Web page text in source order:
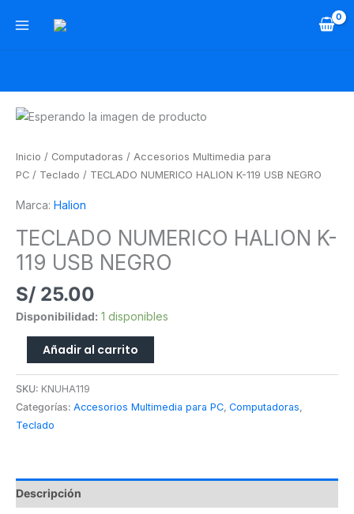
Inicio / Computadoras / Accesorios Multimedia para
PC / Teclado / TECLADO NUMERICO HALION K-119 USB NEGRO
Marca: Halion
TECLADO NUMERICO HALION K-
119 USB NEGRO
S/ 25.00
Disponibilidad: 1 disponibles
TECLADO
HALION
K-
USB
cantidad
Añadir al carrito
SKU: KNUHA119
Categorías: Accesorios Multimedia para PC, Computadoras,
Teclado
Descripción